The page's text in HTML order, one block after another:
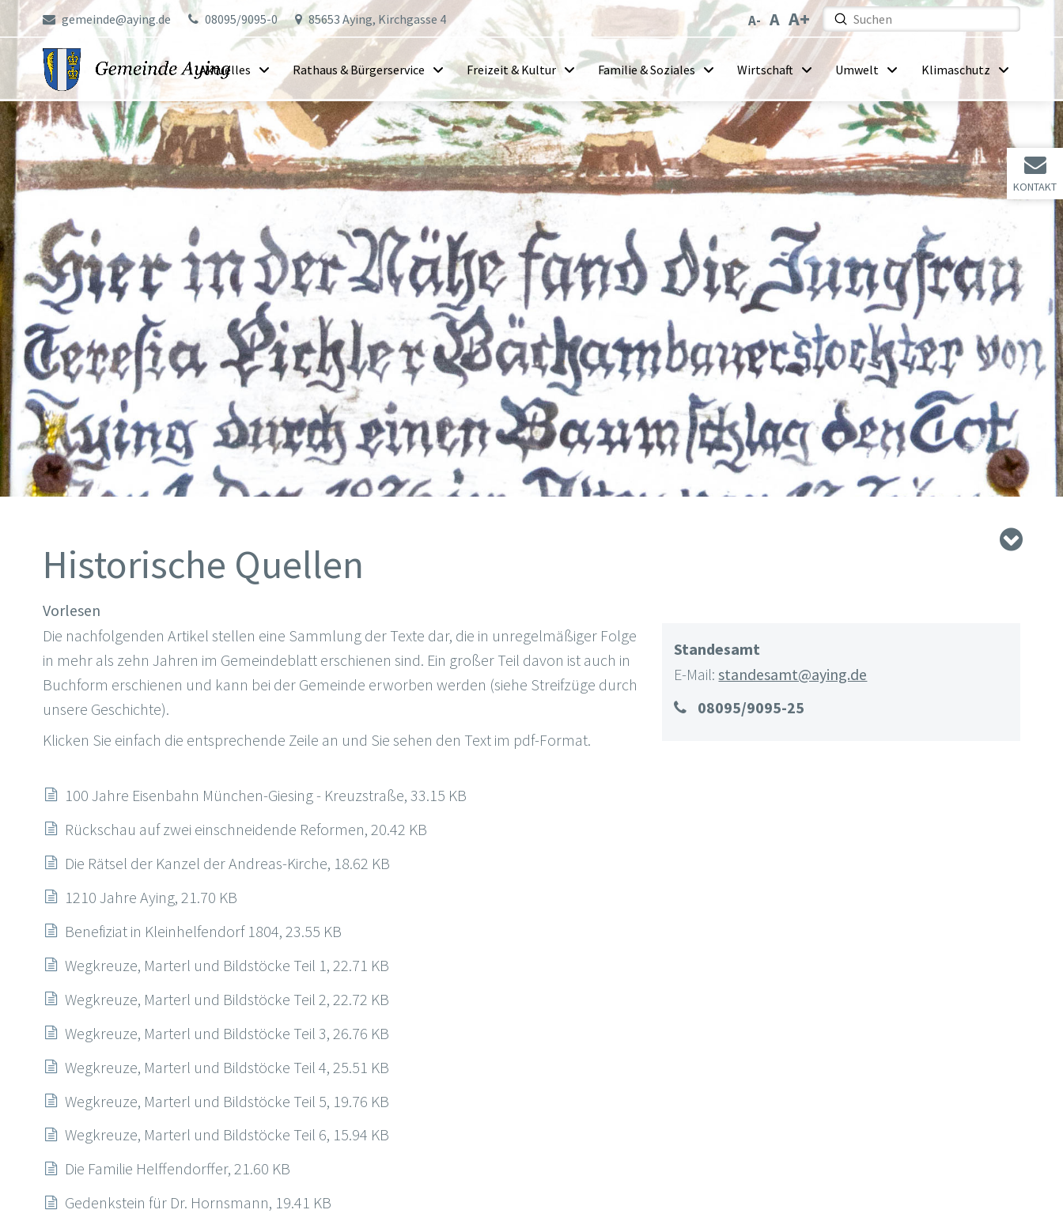
KONTAKT
gemeinde@aying.de 08095/9095-0 85653 Aying, Kirchgasse 4
Search
Submit
Aktuelles Rathaus & Bürgerservice Freizeit & Kultur Familie & Soziales Wirtschaft Umwelt Klimaschutz
Historische Quellen
Vorlesen
Die nachfolgenden Artikel stellen eine Sammlung der Texte dar, die in unregelmäßiger Folge
in mehr als zehn Jahren im Gemeindeblatt erschienen sind. Ein großer Teil davon ist auch in
Buchform erschienen und kann bei der Gemeinde erworben werden (siehe Streifzüge durch
unsere Geschichte).
Klicken Sie einfach die entsprechende Zeile an und Sie sehen den Text im pdf-Format.
100 Jahre Eisenbahn München-Giesing - Kreuzstraße, 33.15 KB
Rückschau auf zwei einschneidende Reformen, 20.42 KB
Die Rätsel der Kanzel der Andreas-Kirche, 18.62 KB
1210 Jahre Aying, 21.70 KB
Benefiziat in Kleinhelfendorf 1804, 23.55 KB
Wegkreuze, Marterl und Bildstöcke Teil 1, 22.71 KB
Wegkreuze, Marterl und Bildstöcke Teil 2, 22.72 KB
Wegkreuze, Marterl und Bildstöcke Teil 3, 26.76 KB
Wegkreuze, Marterl und Bildstöcke Teil 4, 25.51 KB
Wegkreuze, Marterl und Bildstöcke Teil 5, 19.76 KB
Wegkreuze, Marterl und Bildstöcke Teil 6, 15.94 KB
Die Familie Helffendorffer, 21.60 KB
Gedenkstein für Dr. Hornsmann, 19.41 KB
Standesamt
E-Mail:standesamt@aying.de
08095/9095-25